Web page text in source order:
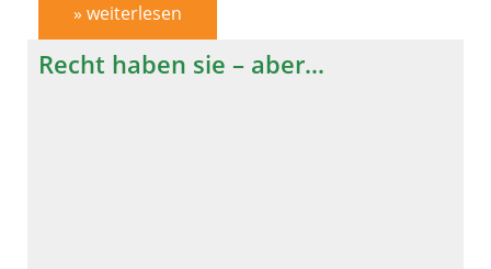
» weiterlesen
Recht haben sie – aber…